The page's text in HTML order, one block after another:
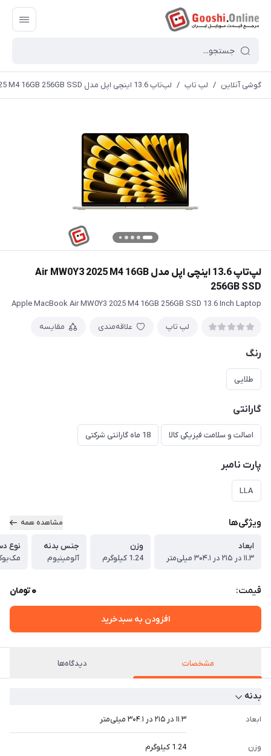
گوشی آنلاین / لپ تاپ / لپ‌تاپ 13.6 اینچی اپل مدل Air MW0Y3 2025 M4 16GB 256GB SSD
لپ‌تاپ 13.6 اینچی اپل مدل Air MW0Y3 2025 M4 16GB
256GB SSD
Apple MacBook Air MW0Y3 2025 M4 16GB 256GB SSD 13.6 Inch Laptop
لپ تاپ علاقه‌مندی مقایسه
رنگ
طلایی
گارانتی
اصالت و سلامت فیزیکی کالا 18 ماه گارانتی شرکتی
پارت نامبر
LLA
ویژگی‌ها مشاهده همه
ابعاد
۱۱.۳ در ۲۱۵ در ۳۰۴.۱ میلی‌‌متر
وزن
1.24 کیلوگرم
جنس بدنه
آلومینیوم
نوع
قیمت: 0تومان
افزودن به سبدخرید
مشخصات دیدگاه‌ها
بدنه
ابعاد ۱۱.۳ در ۲۱۵ در ۳۰۴.۱ میلی‌‌متر
وزن 1.24 کیلوگرم